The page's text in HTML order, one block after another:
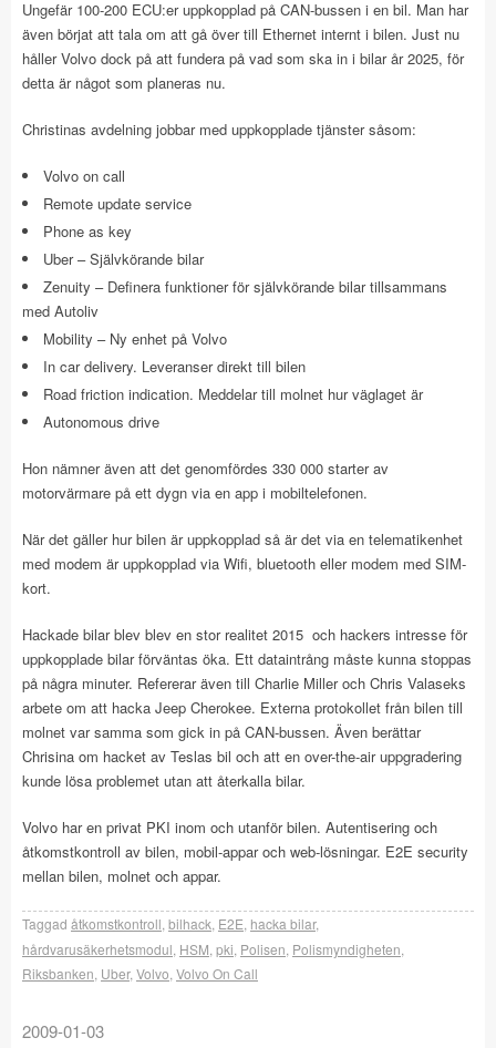
Ungefär 100-200 ECU:er uppkopplad på CAN-bussen i en bil. Man har
även börjat att tala om att gå över till Ethernet internt i bilen. Just nu
håller Volvo dock på att fundera på vad som ska in i bilar år 2025, för
detta är något som planeras nu.
Christinas avdelning jobbar med uppkopplade tjänster såsom:
Volvo on call
Remote update service
Phone as key
Uber – Självkörande bilar
Zenuity – Definera funktioner för självkörande bilar tillsammans
med Autoliv
Mobility – Ny enhet på Volvo
In car delivery. Leveranser direkt till bilen
Road friction indication. Meddelar till molnet hur väglaget är
Autonomous drive
Hon nämner även att det genomfördes 330 000 starter av
motorvärmare på ett dygn via en app i mobiltelefonen.
När det gäller hur bilen är uppkopplad så är det via en telematikenhet
med modem är uppkopplad via Wifi, bluetooth eller modem med SIM-
kort.
Hackade bilar blev blev en stor realitet 2015 och hackers intresse för
uppkopplade bilar förväntas öka. Ett dataintrång måste kunna stoppas
på några minuter. Refererar även till Charlie Miller och Chris Valaseks
arbete om att hacka Jeep Cherokee. Externa protokollet från bilen till
molnet var samma som gick in på CAN-bussen. Även berättar
Chrisina om hacket av Teslas bil och att en over-the-air uppgradering
kunde lösa problemet utan att återkalla bilar.
Volvo har en privat PKI inom och utanför bilen. Autentisering och
åtkomstkontroll av bilen, mobil-appar och web-lösningar. E2E security
mellan bilen, molnet och appar.
Taggad åtkomstkontroll bilhack E2E hacka bilar,
hårdvarusäkerhetsmodul HSM pki Polisen Polismyndigheten
Riksbanken Uber, Volvo Volvo On Call
2009-01-03